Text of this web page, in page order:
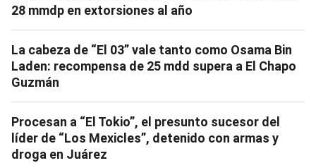
28 mmdp en extorsiones al año
La cabeza de “El 03” vale tanto como Osama Bin
Laden: recompensa de 25 mdd supera a El Chapo
Guzmán
Procesan a “El Tokio”, el presunto sucesor del
líder de “Los Mexicles”, detenido con armas y
droga en Juárez